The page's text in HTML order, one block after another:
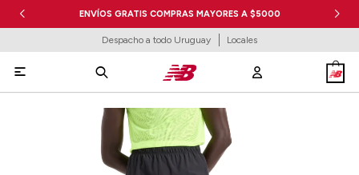
ENVÍOS GRATIS COMPRAS MAYORES A $5000
Despacho a todo Uruguay Locales
